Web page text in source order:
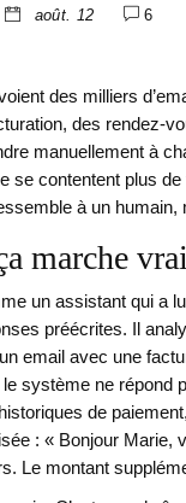
août. 12 6
des milliers
des rendez-
manuellement à
se contentent plus
à un
marche
un assistant qui a
préécrites. Il
email avec une
le système ne
de
: « Bonjour Marie,
Le montant